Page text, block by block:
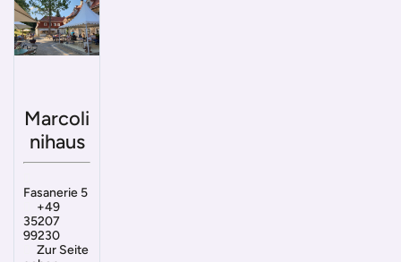
Marcoli
nihaus
Fasanerie 5
+49
35207
99230
Zur Seite